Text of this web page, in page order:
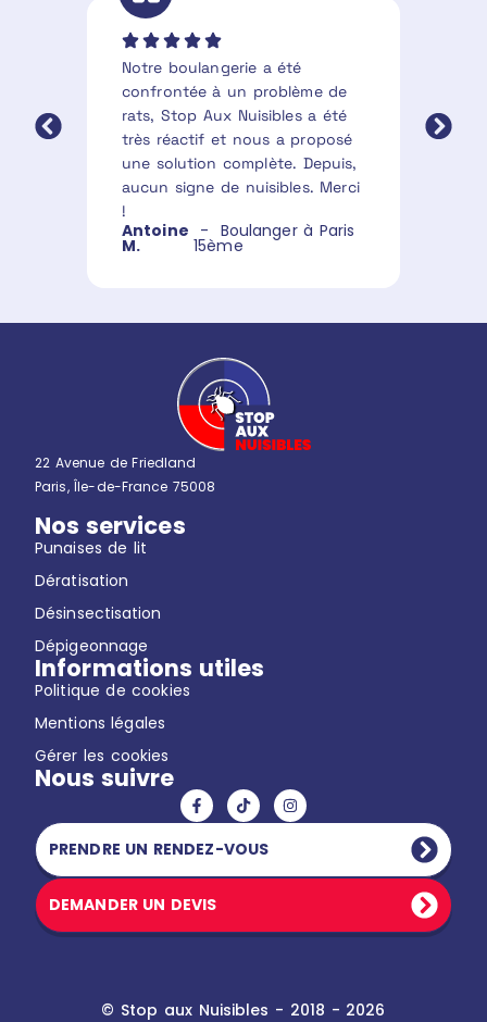
Notre boulangerie a été
confrontée à un problème de
rats, Stop Aux Nuisibles a été
très réactif et nous a proposé
une solution complète. Depuis,
aucun signe de nuisibles. Merci
!
Antoine
M.
- Boulanger à Paris
15ème
22 Avenue de Friedland
Paris, Île-de-France 75008
Nos services
Punaises de lit
Dératisation
Désinsectisation
Dépigeonnage
Informations utiles
Politique de cookies
Mentions légales
Gérer les cookies
Nous suivre
PRENDRE UN RENDEZ-VOUS
DEMANDER UN DEVIS
© Stop aux Nuisibles - 2018 - 2026